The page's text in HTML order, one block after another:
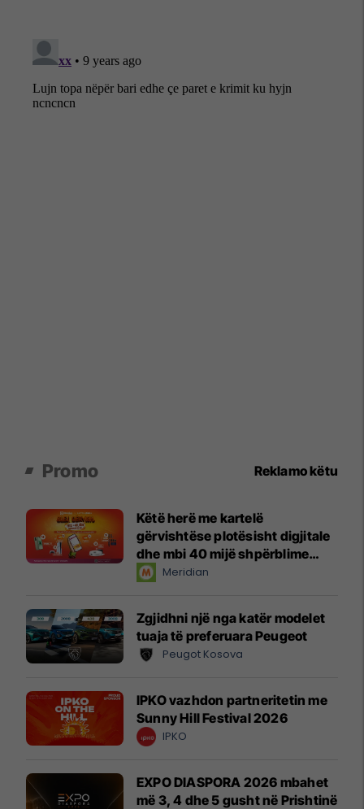
Promo Reklamo këtu
Këtë herë me kartelë
gërvishtëse plotësisht digjitale
dhe mbi 40 mijë shpërblime
instant!Meridian
Zgjidhni një nga katër modelet
tuaja të preferuara Peugeot
Peugot Kosova
IPKO vazhdon partneritetin me
Sunny Hill Festival 2026
IPKO
EXPO DIASPORA 2026 mbahet
më 3, 4 dhe 5 gusht në Prishtinë